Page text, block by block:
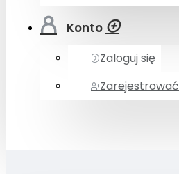
Konto
Zaloguj się
Zarejestrować